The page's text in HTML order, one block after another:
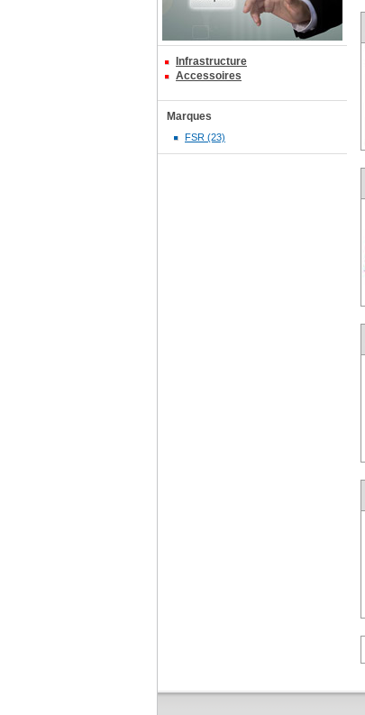
Infrastructure
Accessoires
Marques
FSR (23)